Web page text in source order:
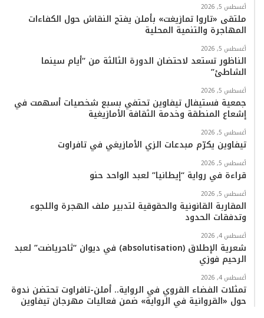
م
أغسطس 5, 2026
ملتقى «تاروا تمازيغت» بأملن يفتح النقاش حول الكفاءات
المهاجرة والتنمية المحلية
أغسطس 5, 2026
الناظور تستعد لاحتضان الدورة الثالثة من “أيام سينما
الشاطئ”
أغسطس 5, 2026
جمعية فستيفال تيفاوين تحتفي بسبع شخصيات أسهمت في
إشعاع المنطقة وخدمة الثقافة الأمازيغية
أغسطس 5, 2026
تيفاوين يكرّم مبدعات الزي الأمازيغي في تافراوت
أغسطس 5, 2026
قراءة في رواية “إيطانيا” لعبد الواحد حنو
أغسطس 5, 2026
المقاربة القانونية والحقوقية لتدبير ملف الهجرة واللجوء
وتدفقات الحدود
أغسطس 4, 2026
شعرية الإطلاق (absolutisation) في ديوان “ثاحرياضت” لعبد
الرحيم فوزي
أغسطس 4, 2026
تمثلات الفضاء القروي في الرواية.. أملن-تافراوت تحتضن ندوة
حول «القروانية في الرواية» ضمن فعاليات مهرجان تيفاوين